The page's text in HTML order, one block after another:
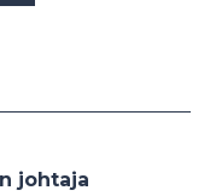
johtaja